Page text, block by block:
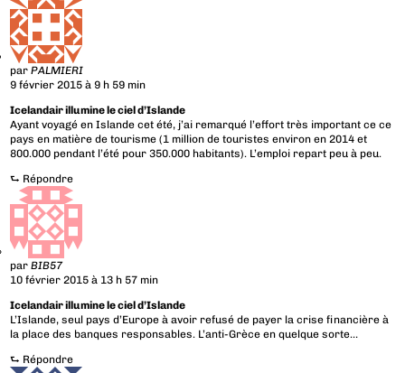
parPALMIERI
9 février 2015 à 9 h 59 min
Icelandair illumine le ciel d’Islande
Ayant voyagé en Islande cet été, j’ai remarqué l’effort très important ce ce
pays en matière de tourisme (1 million de touristes environ en 2014 et
800.000 pendant l’été pour 350.000 habitants). L’emploi repart peu à peu.
⮑ Répondre
parBIB57
10 février 2015 à 13 h 57 min
Icelandair illumine le ciel d’Islande
L’Islande, seul pays d’Europe à avoir refusé de payer la crise financière à
la place des banques responsables. L’anti-Grèce en quelque sorte…
⮑ Répondre